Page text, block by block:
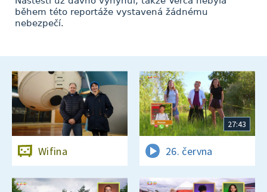
během této reportáže vystavená žádnému
nebezpečí.
Wifina
27:43
26. června